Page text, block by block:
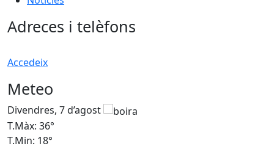
Adreces i telèfons
Accedeix
Meteo
Divendres, 7 d’agost
T.Màx: 36°
T.Min: 18°